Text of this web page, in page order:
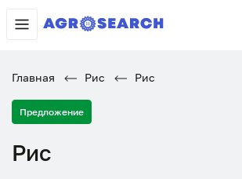
Главная Рис Рис
Предложение
Рис